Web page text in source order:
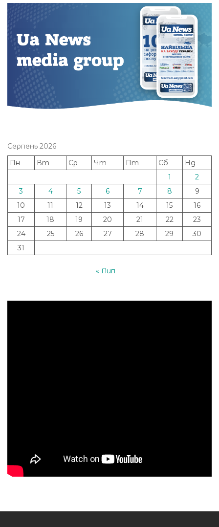
Серпень 2026
Пн
Вт Ср Чт Пт Сб
Нд
1
2
3
4 5 6 7 8
9
10
11 12 13 14 15
16
17
18 19 20 21 22
23
24
25 26 27 28 29
30
31
« Лип